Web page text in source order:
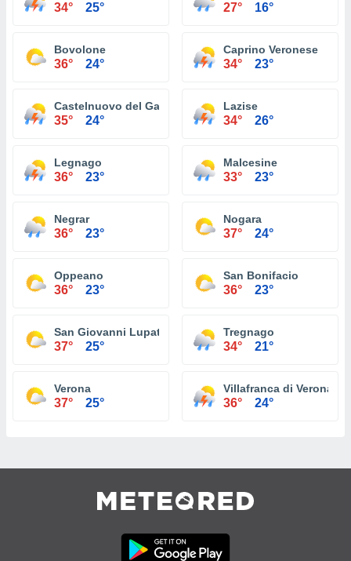
34° 25° 27° 16°
Bovolone
36° 24°
Caprino Veronese
34° 23°
Castelnuovo del Garda
35° 24°
Lazise
34° 26°
Legnago
36° 23°
Malcesine
33° 23°
Negrar
36° 23°
Nogara
37° 24°
Oppeano
36° 23°
San Bonifacio
36° 23°
San Giovanni Lupatoto
37° 25°
Tregnago
34° 21°
Verona
37° 25°
Villafranca di Verona
36° 24°